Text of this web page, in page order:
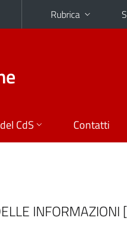
Rubrica
CdS Contatti
INFORMAZIONI